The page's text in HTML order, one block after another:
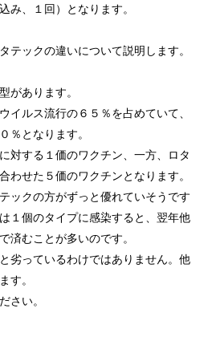
み、１回）となります。
テックの違いについて説明します。
があります。
イルス流行の６５％を占めていて、
％となります。
対する１価のワクチン、一方、ロタ
わせた５価のワクチンとなります。
ックの方がずっと優れていそうです
１個のタイプに感染すると、翌年他
済むことが多いのです。
劣っているわけではありません。他
す。
さい。